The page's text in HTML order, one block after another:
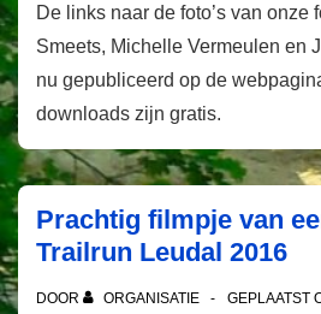
De links naar de foto’s van onze
Smeets, Michelle Vermeulen en
nu gepubliceerd op de
downloads zijn gratis.
Prachtig filmpje van
Trailrun Leudal 2016
DOOR ORGANISATIE GEPLAATST